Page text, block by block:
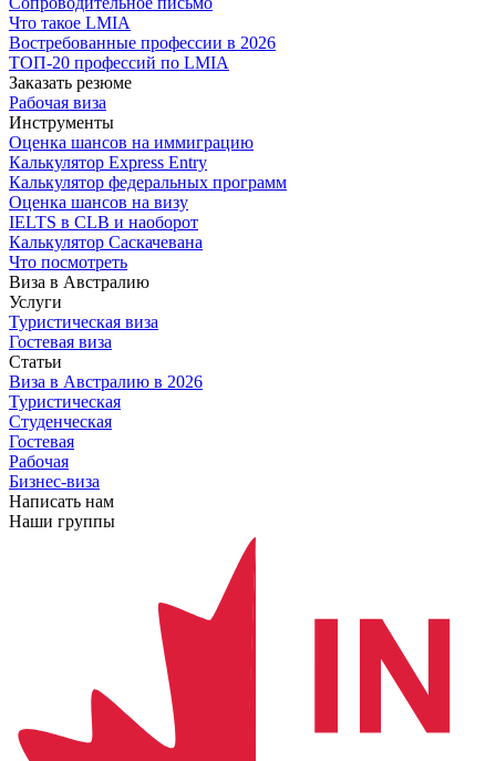
Что такое LMIA
Востребованные профессии в 2026
ТОП-20 профессий по LMIA
Заказать резюме
Рабочая виза
Инструменты
Оценка шансов на иммиграцию
Калькулятор Express Entry
Калькулятор федеральных программ
Оценка шансов на визу
IELTS в CLB и наоборот
Калькулятор Саскачевана
Что посмотреть
Виза в Австралию
Услуги
Туристическая виза
Гостевая виза
Статьи
Виза в Австралию в 2026
Туристическая
Студенческая
Гостевая
Рабочая
Бизнес-виза
Написать нам
Наши группы